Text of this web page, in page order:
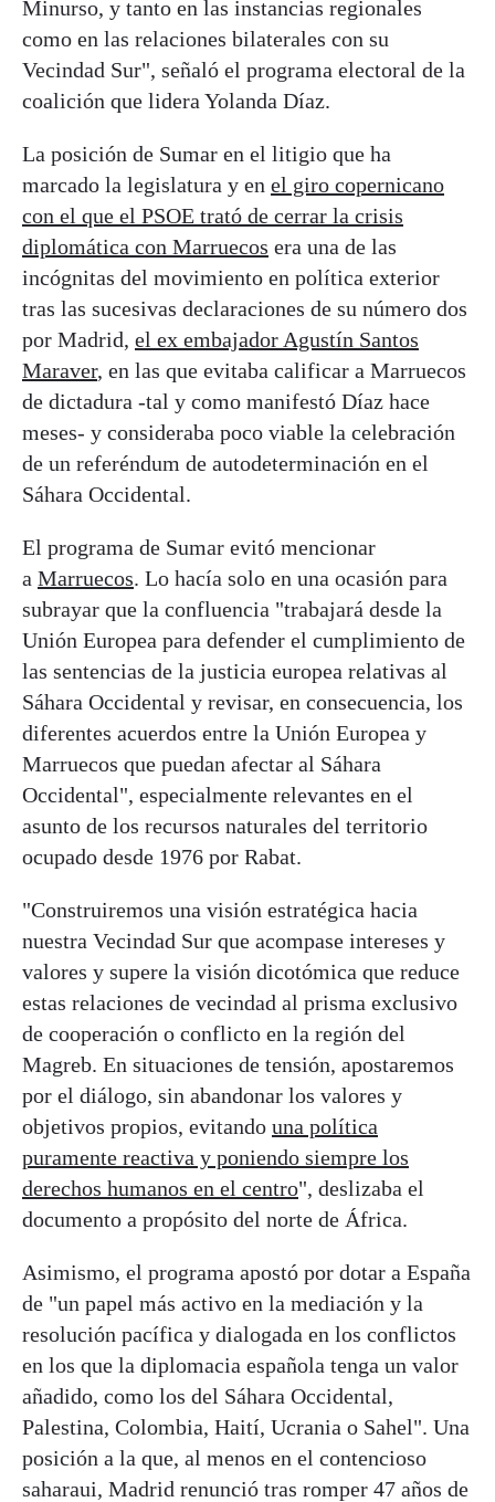
Minurso, y tanto en las instancias regionales
como en las relaciones bilaterales con su
Vecindad Sur", señaló el programa electoral de la
coalición que lidera Yolanda Díaz.
La posición de Sumar en el litigio que ha
marcado la legislatura y en el giro copernicano
con el que el PSOE trató de cerrar la crisis
diplomática con Marruecos era una de las
incógnitas del movimiento en política exterior
tras las sucesivas declaraciones de su número dos
por Madrid, el ex embajador Agustín Santos
Maraver, en las que evitaba calificar a Marruecos
de dictadura -tal y como manifestó Díaz hace
meses- y consideraba poco viable la celebración
de un referéndum de autodeterminación en el
Sáhara Occidental.
El programa de Sumar evitó mencionar
a Marruecos. Lo hacía solo en una ocasión para
subrayar que la confluencia "trabajará desde la
Unión Europea para defender el cumplimiento de
las sentencias de la justicia europea relativas al
Sáhara Occidental y revisar, en consecuencia, los
diferentes acuerdos entre la Unión Europea y
Marruecos que puedan afectar al Sáhara
Occidental", especialmente relevantes en el
asunto de los recursos naturales del territorio
ocupado desde 1976 por Rabat.
"Construiremos una visión estratégica hacia
nuestra Vecindad Sur que acompase intereses y
valores y supere la visión dicotómica que reduce
estas relaciones de vecindad al prisma exclusivo
de cooperación o conflicto en la región del
Magreb. En situaciones de tensión, apostaremos
por el diálogo, sin abandonar los valores y
objetivos propios, evitando una política
puramente reactiva y poniendo siempre los
derechos humanos en el centro", deslizaba el
documento a propósito del norte de África.
Asimismo, el programa apostó por dotar a España
de "un papel más activo en la mediación y la
resolución pacífica y dialogada en los conflictos
en los que la diplomacia española tenga un valor
añadido, como los del Sáhara Occidental,
Palestina, Colombia, Haití, Ucrania o Sahel". Una
posición a la que, al menos en el contencioso
saharaui, Madrid renunció tras romper 47 años de